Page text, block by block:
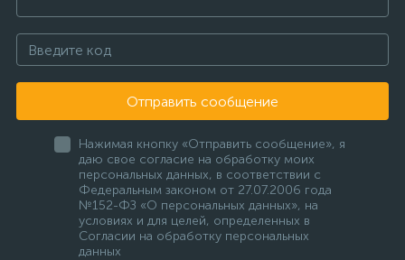
Отправить сообщение
Нажимая кнопку «Отправить сообщение», я
даю свое согласие на обработку моих
персональных данных, в соответствии с
Федеральным законом от 27.07.2006 года
№152-ФЗ «О персональных данных», на
условиях и для целей, определенных в
Согласии на обработку персональных
данных